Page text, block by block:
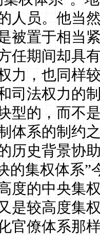
人员。他当
被置于相当
任期间却具
力，也同样
司法权力的
型的，而不
体系的制约
历史背景协
的集权体系
度的中央集
是较高度集
官僚体系那